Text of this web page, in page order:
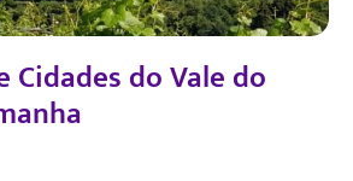
Cidades do Vale do